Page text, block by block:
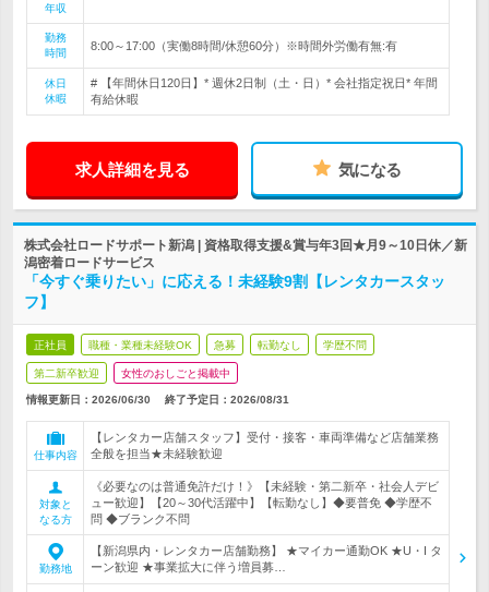
年収
勤務
時間
8:00～17:00（実働8時間/休憩60分）※時間外労働有無:有
休日
休暇
# 【年間休日120日】* 週休2日制（土・日）* 会社指定祝日* 年間
有給休暇
求人詳細を見る 気になる
株式会社ロードサポート新潟 | 資格取得支援&賞与年3回★月9～10日休／新
潟密着ロードサービス
「今すぐ乗りたい」に応える！未経験9割【レンタカースタッ
フ】
正社員 職種・業種未経験OK 急募 転勤なし 学歴不問
第二新卒歓迎 女性のおしごと掲載中
情報更新日：2026/06/30 終了予定日： 2026/08/31
仕事内容
【レンタカー店舗スタッフ】受付・接客・車両準備など店舗業務
全般を担当★未経験歓迎
対象と
なる方
《必要なのは普通免許だけ！》【未経験・第二新卒・社会人デビ
ュー歓迎】【20～30代活躍中】【転勤なし】◆要普免 ◆学歴不
問 ◆ブランク不問
勤務地
【新潟県内・レンタカー店舗勤務】 ★マイカー通勤OK ★U・I タ
ーン歓迎 ★事業拡大に伴う増員募…